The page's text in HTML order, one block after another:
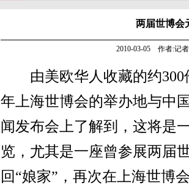
两届世博会
2010-03-05 作者:记
由美欧华人收藏的约300
年上海世博会的举办地与中
闻发布会上了解到，这将是
览，尤其是一座曾参展两届
回“娘家”，再次在上海世博